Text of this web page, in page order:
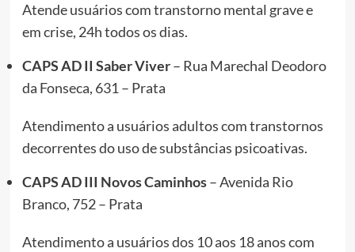
Atende usuários com transtorno mental grave e
em crise, 24h todos os dias.
CAPS AD II Saber Viver– Rua Marechal Deodoro
da Fonseca, 631 – Prata
Atendimento a usuários adultos com transtornos
decorrentes do uso de substâncias psicoativas.
CAPS AD III Novos Caminhos– Avenida Rio
Branco, 752 – Prata
Atendimento a usuários dos 10 aos 18 anos com